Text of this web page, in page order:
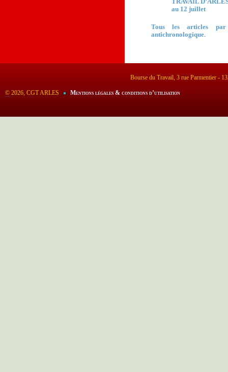
au 12 juillet
Tous les articles
antichronologique.
Bourse du Travail, 3 rue Parmentier -
© 2026, CGT ARLES Mentions légales & conditions d’utilisation